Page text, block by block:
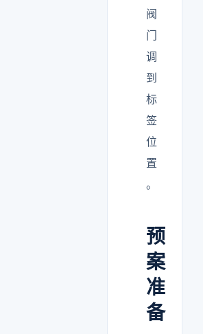
阀
门
调
到
标
签
位
置
。
预
案
准
备